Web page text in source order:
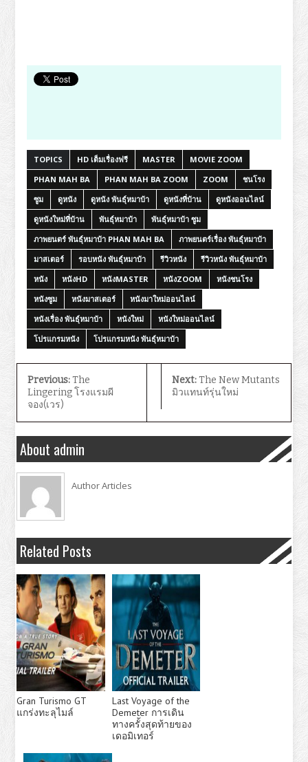
TOPICS HD เต็มเรื่องฟรี MASTER
MOVIE ZOOM
PHAN MAH BA
PHAN MAH BA ZOOM ZOOM
ชนโรง
ซูม
ดูหนัง ดูหนัง พันธุ์หมาบ้า ดูหนังที่บ้าน
ดูหนังออนไลน์
ดูหนังใหม่ที่บ้าน
พันธุ์หมาบ้า
พันธุ์หมาบ้า ซูม
ภาพยนตร์ พันธุ์หมาบ้า PHAN MAH BA
ภาพยนตร์เรื่อง พันธุ์หมาบ้า
มาสเตอร์
รอบหนัง พันธุ์หมาบ้า รีวิวหนัง
รีวิวหนัง พันธุ์หมาบ้า
หนัง
หนังHD หนังMASTER หนังZOOM
หนังชนโรง
หนังซูม
หนังมาสเตอร์
หนังมาใหม่ออนไลน์
หนังเรื่อง พันธุ์หมาบ้า
หนังใหม่
หนังใหม่ออนไลน์
โปรแกรมหนัง
โปรแกรมหนัง พันธุ์หมาบ้า
Previous:The
Lingering โรงแรมผี
จอง(เวร)
Next:The New Mutants
มิวแทนท์รุ่นใหม่
About admin
Author Articles
Related Posts
Gran Turismo GT
แกร่งทะลุไมล์
Last Voyage of the
Demeter การเดิน
ทางครั้งสุดท้ายของ
เดอมิเทอร์